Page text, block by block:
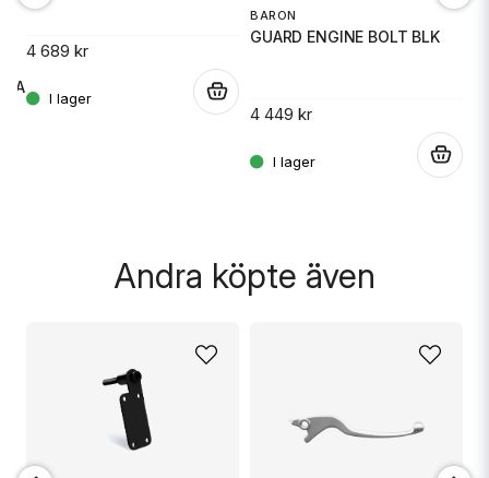
Ja, ni får publicera min fråga
4 689 kr
BARON
GUARD ENGINE BOLT BLK
4 449 kr
Andra köpte även